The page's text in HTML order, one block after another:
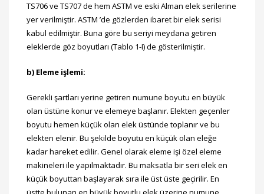
TS706 ve TS707 de hem ASTM ve eski Alman elek serilerine
yer verilmiştir. ASTM ’de gözlerden ibaret bir elek serisi
kabul edilmiştir. Buna göre bu seriyi meydana getiren
eleklerde göz boyutları (Tablo 1-I) de gösterilmiştir.
b) Eleme işlemi:
Gerekli şartları yerine getiren numune boyutu en büyük
olan üstüne konur ve elemeye başlanır. Elekten geçenler
boyutu hemen küçük olan elek üstünde toplanır ve bu
elekten elenir. Bu şekilde boyutu en küçük olan eleğe
kadar hareket edilir. Genel olarak eleme işi özel eleme
makineleri ile yapılmaktadır. Bu maksatla bir seri elek en
küçük boyuttan başlayarak sıra ile üst üste geçirilir. En